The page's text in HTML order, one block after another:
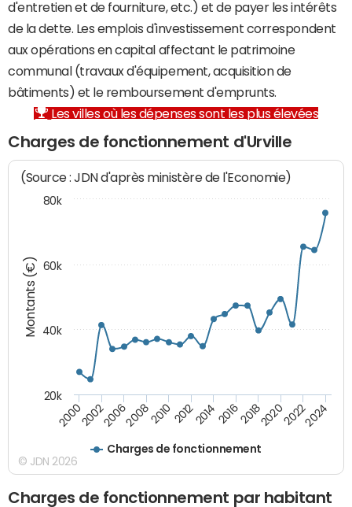
d'entretien et de fourniture, etc.) et de payer les intérêts
de la dette. Les emplois d'investissement correspondent
aux opérations en capital affectant le patrimoine
communal (travaux d'équipement, acquisition de
bâtiments) et le remboursement d'emprunts.
Les villes où les dépenses sont les plus élevées
Charges de fonctionnement d'Urville
Montants (€)
(Source : JDN d'après ministère de l'Economie)
Charges de fonctionnement
20002002200620082010 2012201420162018202020222024
20k
40k
60k
80k
© JDN 2026
Charges de fonctionnement par habitant